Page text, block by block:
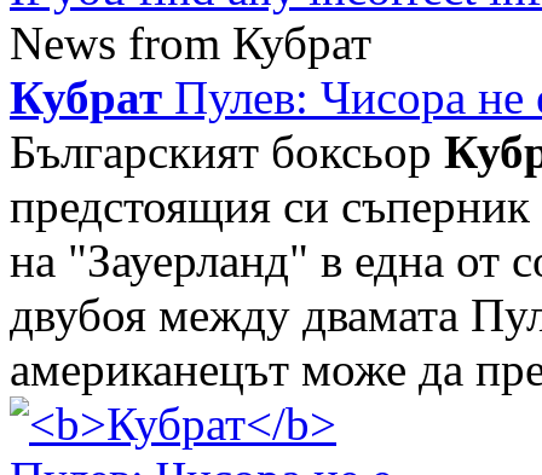
News from Кубрат
Кубрат Пулев: Чисора не
Българският боксьор
предстоящия си
на "Зауерланд" в една от
двубоя между двамата
американецът може да